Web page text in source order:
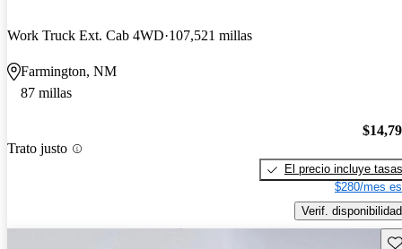
Work Truck Ext. Cab 4WD 107,521 millas
Farmington, NM
87 millas
Trato justo
El precio incluye tasas
$280/mes
Verif. disponibilidad